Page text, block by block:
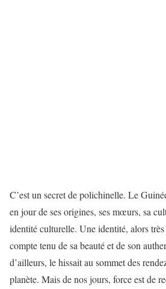
C’est un secret de polichinelle. Le
en jour de ses origines, ses mœurs, sa
identité culturelle. Une identité, alors très
compte tenu de sa beauté et de son
d’ailleurs, le hissait au sommet des
planète. Mais de nos jours, force est de